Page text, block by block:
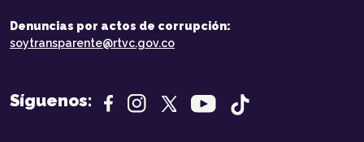
Denuncias por actos de corrupción:
soytransparente@rtvc.gov.co
Síguenos: